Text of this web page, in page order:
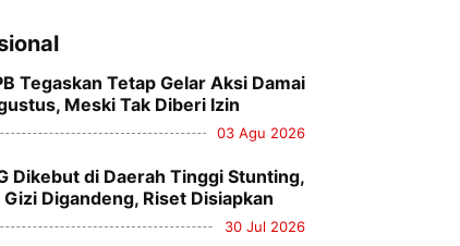
Tegaskan Tetap Gelar Aksi Damai
Meski Tak Diberi Izin
03 Agu 2026
Dikebut di Daerah Tinggi Stunting,
Digandeng, Riset Disiapkan
30 Jul 2026